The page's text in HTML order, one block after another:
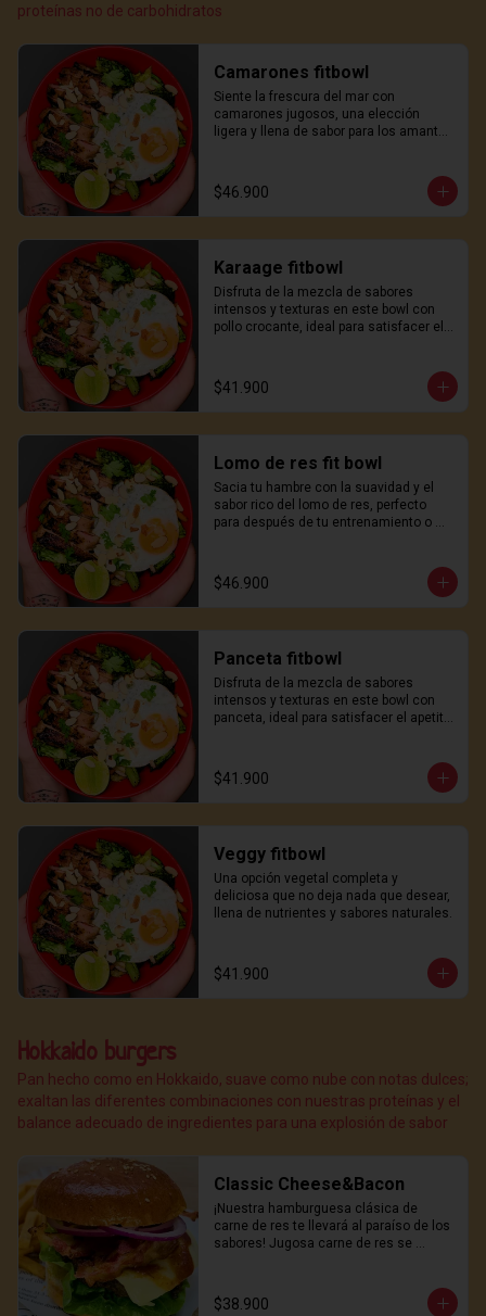
proteínas no de carbohidratos
Camarones fitbowl
Siente la frescura del mar con
camarones jugosos, una elección
ligera y llena de sabor para los amantes
$46.900
Karaage fitbowl
Disfruta de la mezcla de sabores
intensos y texturas en este bowl con
pollo crocante, ideal para satisfacer el
$41.900
Lomo de res fit bowl
Sacia tu hambre con la suavidad y el
sabor rico del lomo de res, perfecto
para después de tu entrenamiento o
$46.900
Panceta fitbowl
Disfruta de la mezcla de sabores
intensos y texturas en este bowl con
panceta, ideal para satisfacer el apetito
$41.900
Veggy fitbowl
Una opción vegetal completa y
deliciosa que no deja nada que desear,
llena de nutrientes y sabores naturales.
$41.900
Hokkaido burgers
Pan hecho como en Hokkaido, suave como nube con notas dulces;
exaltan las diferentes combinaciones con nuestras proteínas y el
balance adecuado de ingredientes para una explosión de sabor
Classic Cheese&Bacon
¡Nuestra hamburguesa clásica de
carne de res te llevará al paraíso de los
sabores! Jugosa carne de res se
suave pan hokkaido y coronado con
nuestra deliciosa salsa de la casa.
$38.900